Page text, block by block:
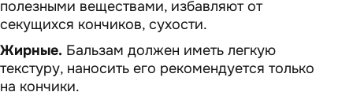
полезными веществами, избавляют от
секущихся кончиков, сухости.
Жирные. Бальзам должен иметь легкую
текстуру, наносить его рекомендуется только
на кончики.